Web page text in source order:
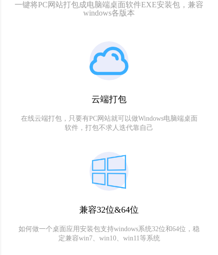
一键将PC网站打包成电脑端桌面软件EXE安装包，兼容
windows各版本
云端打包
在线云端打包，只要有PC网站就可以做Windows电脑端桌面
软件，打包不求人迭代靠自己
兼容32位&64位
如何做一个桌面应用安装包支持windows系统32位和64位，稳
定兼容win7、win10、win11等系统